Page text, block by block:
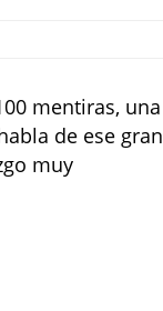
mentiras, una
de ese gran
muy